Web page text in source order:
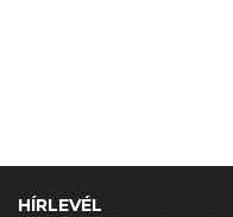
HÍRLEVÉL